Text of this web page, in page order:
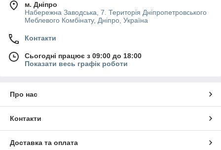
м. Дніпро
Набережна Заводська, 7. Територія Дніпропетровського
Меблевого Комбінату, Дніпро, Україна
Контакти
Сьогодні працює з 09:00 до 18:00
Показати весь графік роботи
Про нас
Контакти
Доставка та оплата